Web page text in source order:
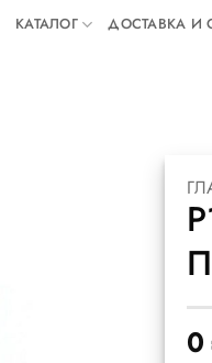
КАТАЛОГ ДОСТАВКА И
0